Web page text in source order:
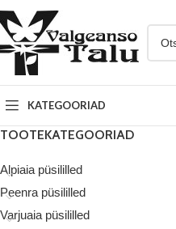
KATEGOORIAD
TOOTEKATEGOORIAD
Alpiaia püsililled
Peenra püsililled
Varjuaia püsililled